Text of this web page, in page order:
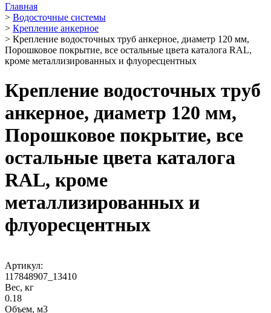
Главная
> Водосточные системы
> Крепление анкерное
> Крепление водосточных труб анкерное, диаметр 120 мм,
Порошковое покрытие, все остальные цвета каталога RAL,
кроме металлизированных и флуоресцентных
Крепление водосточных труб
анкерное, диаметр 120 мм,
Порошковое покрытие, все
остальные цвета каталога
RAL, кроме
металлизированных и
флуоресцентных
Артикул:
117848907_13410
Вес, кг
0.18
Объем, м3